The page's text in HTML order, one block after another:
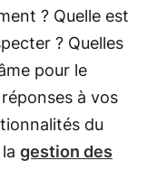
? Quelle est
? Quelles
pour le
à vos
du
gestion des